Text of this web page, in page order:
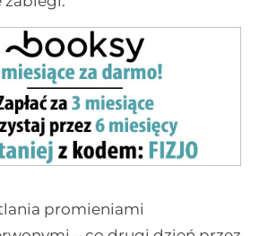
promieniami